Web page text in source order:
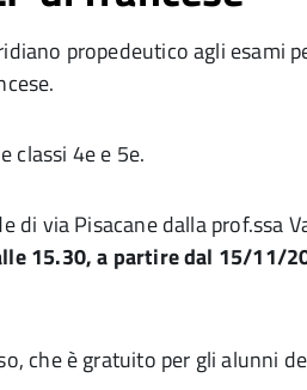
propedeutico agli esami
classi 4e e 5e.
via Pisacane dalla prof.ssa
15.30, a partire dal 15/11/
che è gratuito per gli alunni